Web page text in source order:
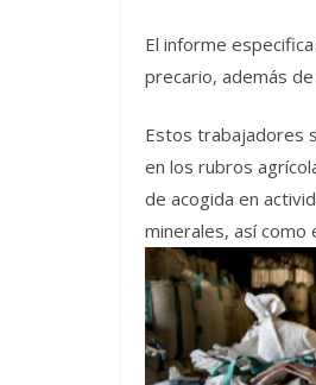
El informe
precario, además
Estos trabajadores
en los rubros
de acogida en
minerales, así como